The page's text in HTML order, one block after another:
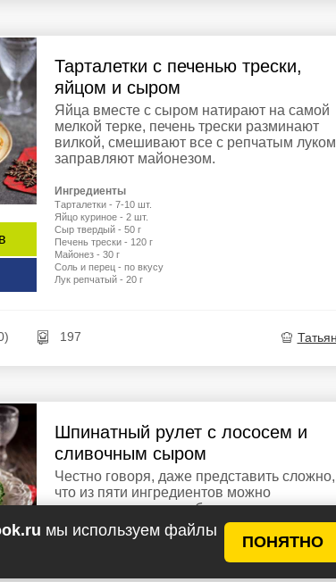
мы используем файлы
ПОНЯТНО
Тарталетки с печенью трески,
яйцом и сыром
Яйца вместе с сыром натирают на самой
мелкой терке, печень трески разминают
вилкой, смешивают все с репчатым
заправляют майонезом.
Ингредиенты
Тарталетки - 7-10 шт.
Яйцо куриное - 2 шт.
Сыр твердый - 50 г
Печень трески - 120 г
Майонез - 30 г
Соль и перец - по вкусу
Лук репчатый - 20 г
197
Шпинатный рулет с лососем и
сливочным сыром
Честно говоря, даже представить сложно,
что из пяти ингредиентов можно
приготовить сногсшибательную выпечку-
закуску, еще и полезную. Эта закуска
занимает центральное место на любом
праздничном столе, но так уж сложилось...